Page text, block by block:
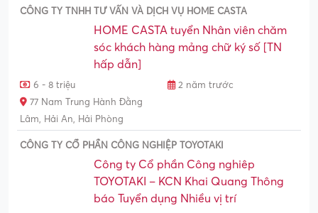
CÔNG TY TNHH TƯ VẤN VÀ DỊCH VỤ HOME CASTA
HOME CASTA tuyển Nhân viên chăm
sóc khách hàng mảng chữ ký số [TN
hấp dẫn]
6 - 8 triệu
2 năm trước
77 Nam Trung Hành Đằng
Lâm, Hải An, Hải Phòng
CÔNG TY CỔ PHẦN CÔNG NGHIỆP TOYOTAKI
Công ty Cổ phần Công nghiêp
TOYOTAKI – KCN Khai Quang Thông
báo Tuyển dụng Nhiều vị trí